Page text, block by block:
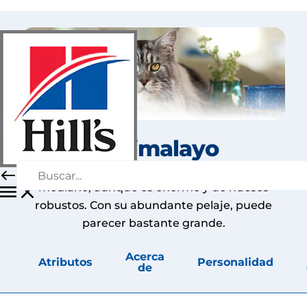
El Himalayo
El Himalaya suele ser un gato de tamaño
mediano, aunque es enorme y de huesos
robustos. Con su abundante pelaje, puede
parecer bastante grande.
Atributos
Acerca
de
Personalidad